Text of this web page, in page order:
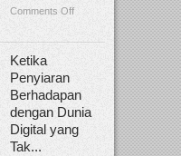
Comments Off
Ketika
Penyiaran
Berhadapan
dengan Dunia
Digital yang
Tak...